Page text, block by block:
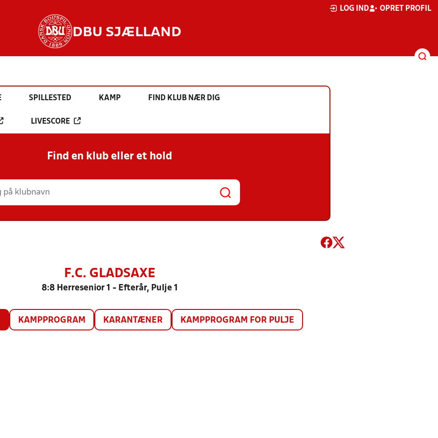
LOG IND OPRET PROFIL
DBU SJÆLLAND
SPILLESTED KAMP FIND KLUB NÆR DIG
LIVESCORE
Find en klub eller et hold
F.C. GLADSAXE
8:8 Herresenior 1 - Efterår, Pulje 1
KAMPPROGRAM KARANTÆNER KAMPPROGRAM FOR PULJE